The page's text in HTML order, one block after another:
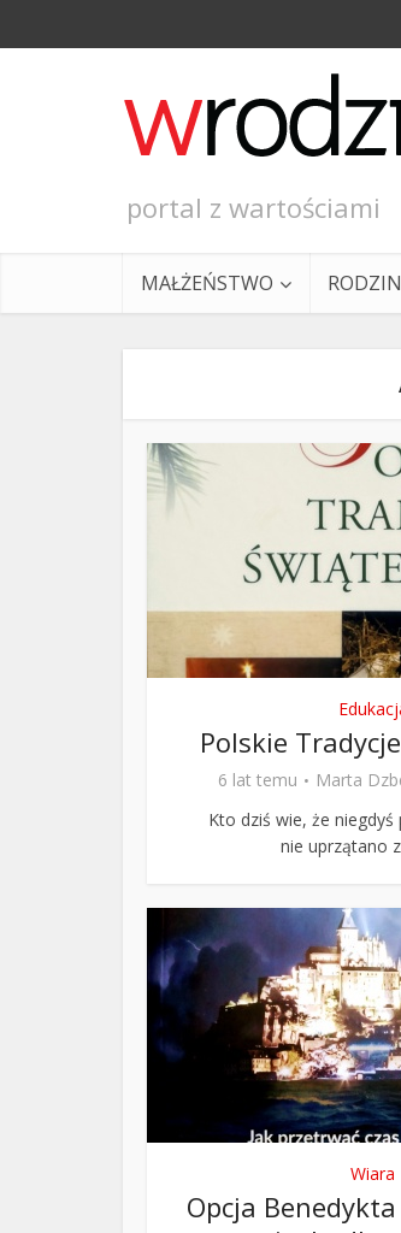
portal z wartościami
MAŁŻEŃSTWO
Polskie
6 lat temu
Marta
Kto dziś wie, że
nie uprzątano
Wiara
Opcja